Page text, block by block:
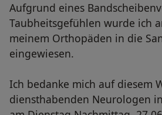
Aufgrund eines
Taubheitsgefühlen wurde ich
meinem Orthopäden in die
eingewiesen.
Ich bedanke mich auf diesem
diensthabenden Neurologen